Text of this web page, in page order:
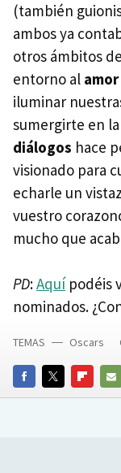
(también
ambos ya
otros ámbitos
entorno al
iluminar
sumergirte en
diálogos hace
visionado para
echarle un
vuestro
mucho que
PD:Aquípodéis
nominados.
FACEBOOKTWITTER
E-
TEMAS Oscars